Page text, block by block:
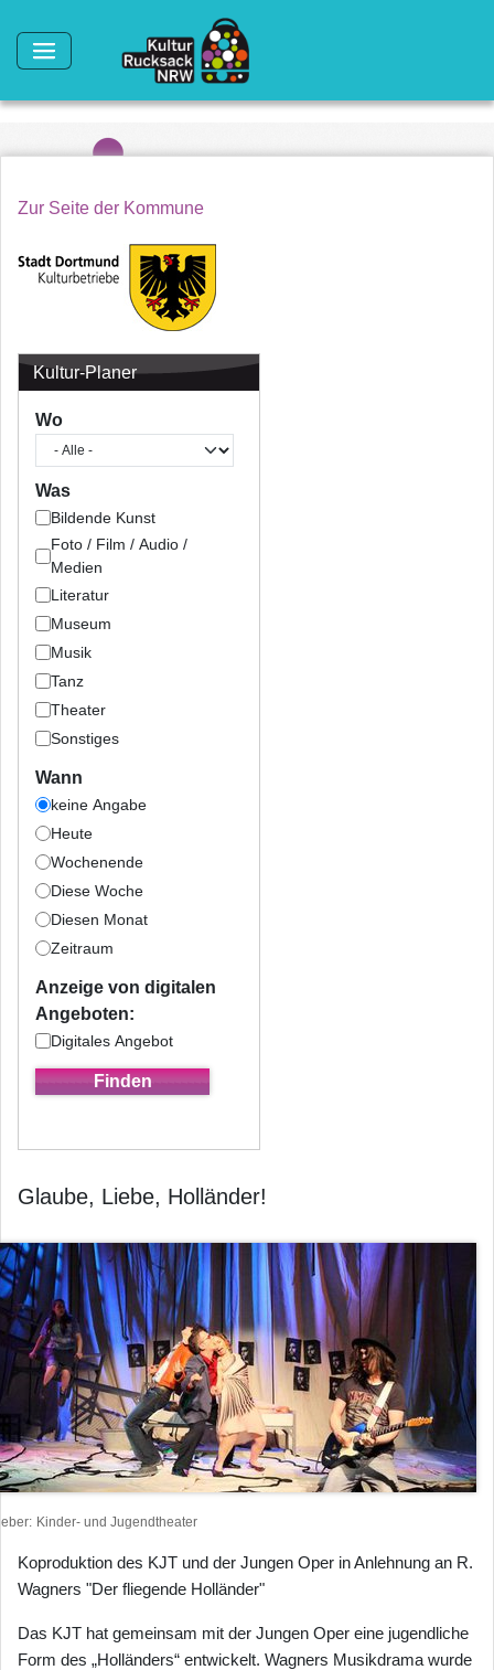
Zur Seite der Kommune
Kultur-Planer
Wo
Was
Bildende Kunst
Foto / Film / Audio /
Medien
Literatur
Museum
Musik
Tanz
Theater
Sonstiges
Wann
keine Angabe
Heute
Wochenende
Diese Woche
Diesen Monat
Zeitraum
Anzeige von digitalen
Angeboten:
Digitales Angebot
Glaube, Liebe, Holländer!
Kinder- und Jugendtheater
Koproduktion des KJT und der Jungen Oper in Anlehnung an R.
Wagners "Der fliegende Holländer"
Das KJT hat gemeinsam mit der Jungen Oper eine jugendliche
Form des „Holländers“ entwickelt. Wagners Musikdrama wurde